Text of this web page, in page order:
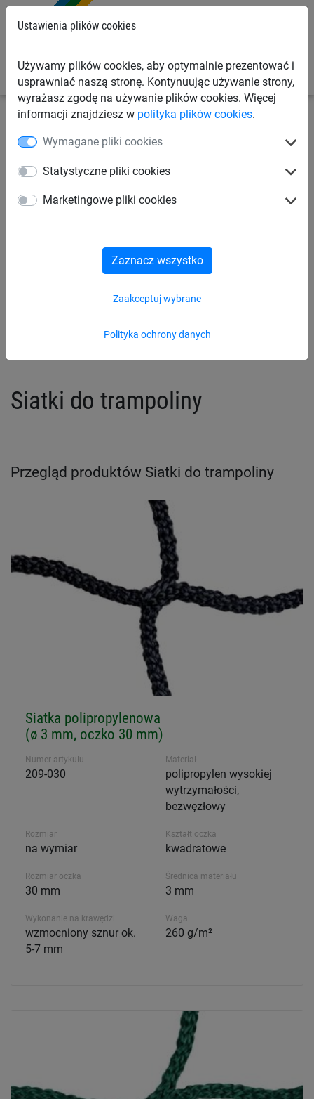
Ustawienia plików cookies
Używamy plików cookies, aby optymalnie prezentować i
usprawniać naszą stronę. Kontynuując używanie strony,
wyrażasz zgodę na używanie plików cookies. Więcej
informacji znajdziesz w polityka plików cookies.
Wymagane pliki cookies
Statystyczne pliki cookies
Marketingowe pliki cookies
Polityka ochrony danych
Zaakceptuj wybrane
Zaznacz wszystko
trampoliny
Kotary grodzące na sale gimnastyczne
Siatki do trampoliny
Przegląd produktów Siatki do trampoliny
Siatka polipropylenowa
(ø 3 mm, oczko 30 mm)
Numer artykułu
209-030
Materiał
polipropylen wysokiej
wytrzymałości,
bezwęzłowy
Rozmiar
na wymiar
Kształt oczka
kwadratowe
Rozmiar oczka
30 mm
Średnica materiału
3 mm
Wykonanie na krawędzi
wzmocniony sznur ok.
5-7 mm
Waga
260 g/m²